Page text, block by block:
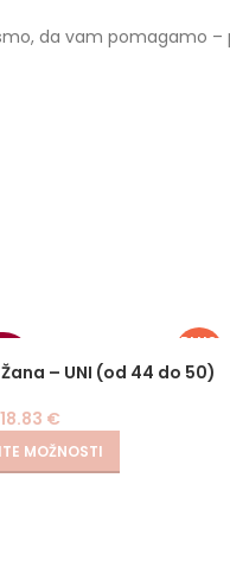
da vam pomagamo –
PLUS
SIZE
– UNI (od 44 do 50)
18.83 €
MOŽNOSTI